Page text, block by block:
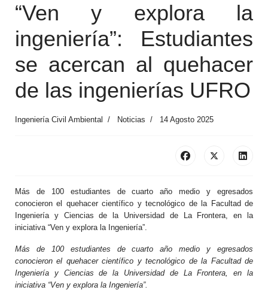
“Ven y explora la
ingeniería”: Estudiantes
se acercan al quehacer
de las ingenierías UFRO
Ingeniería Civil Ambiental Noticias 14 Agosto 2025
Más de 100 estudiantes de cuarto año medio y egresados
conocieron el quehacer científico y tecnológico de la Facultad de
Ingeniería y Ciencias de la Universidad de La Frontera, en la
iniciativa “Ven y explora la Ingeniería”.
Más de 100 estudiantes de cuarto año medio y egresados
conocieron el quehacer científico y tecnológico de la Facultad de
Ingeniería y Ciencias de la Universidad de La Frontera, en la
iniciativa “Ven y explora la Ingeniería”.